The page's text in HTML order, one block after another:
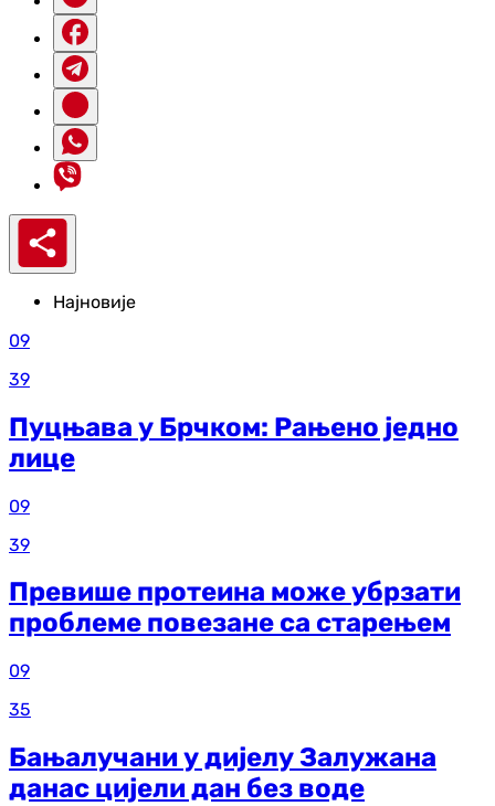
Најновије
09
39
Пуцњава у Брчком: Рањено једно
лице
09
39
Превише протеина може убрзати
проблеме повезане са старењем
09
35
Бањалучани у дијелу Залужана
данас цијели дан без воде